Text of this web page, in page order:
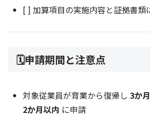
[ ] 加算項目の実施内容と証拠書類
🗓申請期間と注意点
対象従業員が育業から復帰し3か
2か月以内 に申請